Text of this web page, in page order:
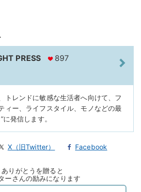
PRESS 897
トレンドに敏感な生活者へ向けて、フ
ィー、ライフスタイル、モノなどの最
発信します。
X（旧Twitter） Facebook
ありがとうを贈ると
ーさんの励みになります